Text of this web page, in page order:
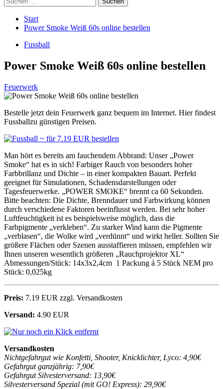
nach:
Start
Power Smoke Weiß 60s online bestellen
Fussball
Power Smoke Weiß 60s online bestellen
Feuerwerk
Bestelle jetzt dein Feuerwerk ganz bequem im Internet. Hier findest
Fussballzu günstigen Preisen.
Man hört es bereits am fauchendem Abbrand: Unser „Power
Smoke“ hat es in sich! Farbiger Rauch von besonders hoher
Farbbrillanz und Dichte – in einer kompakten Bauart. Perfekt
geeignet für Simulationen, Schadensdarstellungen oder
Tagesfeuerwerke. „POWER SMOKE“ brennt ca 60 Sekunden.
Bitte beachten: Die Dichte, Brenndauer und Farbwirkung können
durch verschiedene Faktoren beeinflusst werden. Bei sehr hoher
Luftfeuchtigkeit ist es beispielsweise möglich, dass die
Farbpigmente „verkleben“. Zu starker Wind kann die Pigmente
„verblasen“, die Wolke wird „verdünnt“ und wirkt heller. Sollten Sie
größere Flächen oder Szenen ausstaffieren müssen, empfehlen wir
Ihnen unseren wesentlich größeren „Rauchprojektor XL“
Abmessungen/Stück: 14x3x2,4cm 1 Packung á 5 Stück NEM pro
Stück: 0,025kg
Preis: 7.19 EUR zzgl. Versandkosten
Versand: 4.90 EUR
Versandkosten
Nichtgefahrgut wie Konfetti, Shooter, Knicklichter, Lyco: 4,90€
Gefahrgut ganzjährig: 7,90€
Gefahrgut Silvesterversand: 13,90€
Silvesterversand Spezial (mit GO! Express): 29,90€